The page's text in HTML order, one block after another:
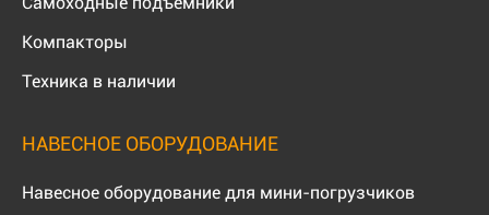
Компакторы
Техника в наличии
НАВЕСНОЕ ОБОРУДОВАНИЕ
Навесное оборудование для мини-погрузчиков